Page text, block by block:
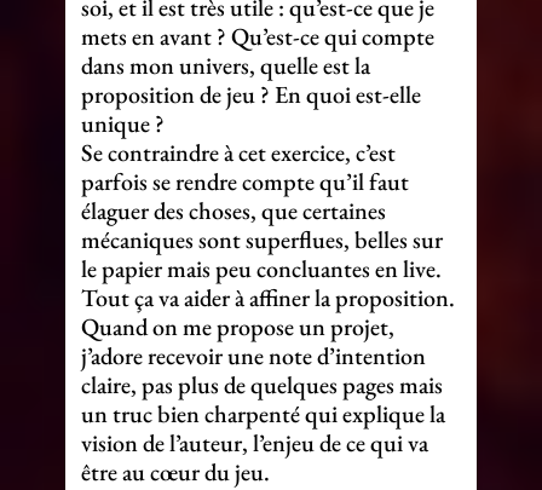
soi, et il est très utile : qu’est-ce que je
mets en avant ? Qu’est-ce qui compte
dans mon univers, quelle est la
proposition de jeu ? En quoi est-elle
unique ?
Se contraindre à cet exercice, c’est
parfois se rendre compte qu’il faut
élaguer des choses, que certaines
mécaniques sont superflues, belles sur
le papier mais peu concluantes en live.
Tout ça va aider à affiner la proposition.
Quand on me propose un projet,
j’adore recevoir une note d’intention
claire, pas plus de quelques pages mais
un truc bien charpenté qui explique la
vision de l’auteur, l’enjeu de ce qui va
être au cœur du jeu.